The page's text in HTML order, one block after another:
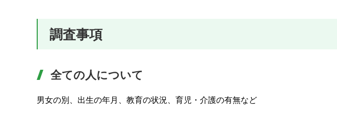
調査事項
全ての人について
男女の別、出生の年月、教育の状況、育児・介護の有無など